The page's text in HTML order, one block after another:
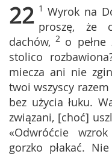
22 1Wyrok na
proszę, że
dachów, 2 o pełne
stolico
miecza ani nie
twoi wszyscy
bez użycia łuku.
związani, [choć]
«Odwróćcie
gorzko płakać.